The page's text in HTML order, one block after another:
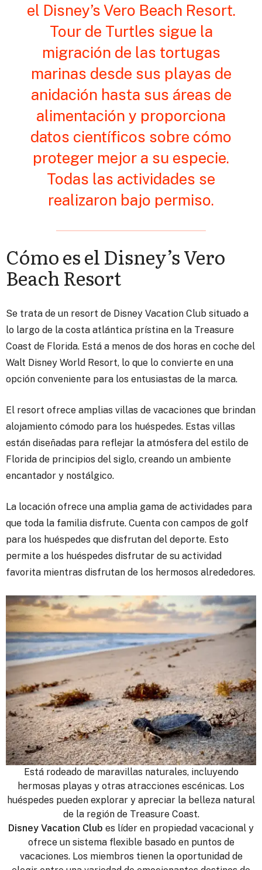
el Disney’s Vero Beach Resort.
Tour de Turtles sigue la
migración de las tortugas
marinas desde sus playas de
anidación hasta sus áreas de
alimentación y proporciona
datos científicos sobre cómo
proteger mejor a su especie.
Todas las actividades se
realizaron bajo permiso.
Cómo es elDisney’s Vero
Beach Resort
Se trata de un resort de Disney Vacation Club situado a
lo largo de la costa atlántica prístina en la Treasure
Coast de Florida. Está a menos de dos horas en coche del
Walt Disney World Resort, lo que lo convierte en una
opción conveniente para los entusiastas de la marca.
El resort ofrece amplias villas de vacaciones que brindan
alojamiento cómodo para los huéspedes. Estas villas
están diseñadas para reflejar la atmósfera del estilo de
Florida de principios del siglo, creando un ambiente
encantador y nostálgico.
La locación ofrece una amplia gama de actividades para
que toda la familia disfrute. Cuenta con campos de golf
para los huéspedes que disfrutan del deporte. Esto
permite a los huéspedes disfrutar de su actividad
favorita mientras disfrutan de los hermosos alrededores.
Está rodeado de maravillas naturales, incluyendo
hermosas playas y otras atracciones escénicas. Los
huéspedes pueden explorar y apreciar la belleza natural
de la región de Treasure Coast.
Disney Vacation Club es líder en propiedad vacacional y
ofrece un sistema flexible basado en puntos de
vacaciones. Los miembros tienen la oportunidad de